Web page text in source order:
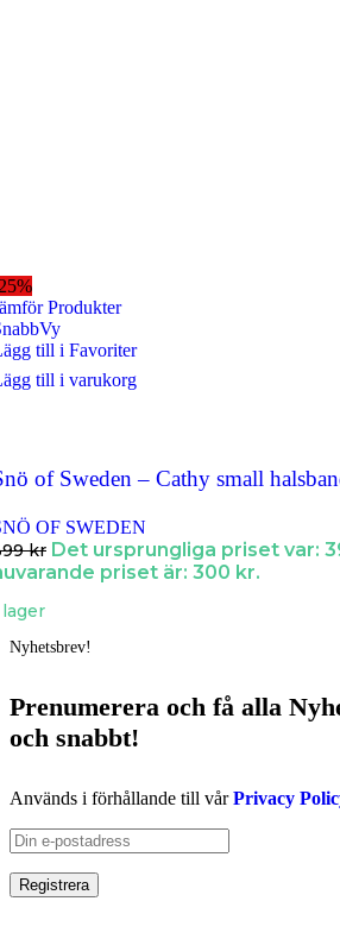
Produkter
till i Favoriter
till i varukorg
of Sweden – Cathy small
OF SWEDEN
kr Det ursprungliga priset var:
priset är: 300 kr.
Nyhetsbrev!
Prenumerera och få alla
och snabbt!
Används i förhållande till vårPrivacy